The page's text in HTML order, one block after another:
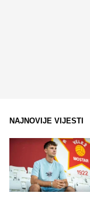
NAJNOVIJE VIJESTI